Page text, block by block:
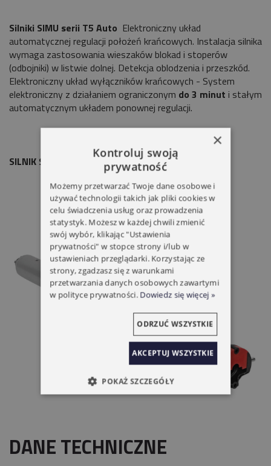
Silniki SIMU serii T5 Auto Elektroniczny układ
automatycznej regulacji położeń krańcowych. Instalacja silnika
wymaga zastosowania wieszaków blokad i stoperów
(odbojniki) w listwie dolnej. Detekcja oblodzenia i przeszkód.
Elektroniczny układ wyłączników krańcowych - System
elektroniczny z działaniem ograniczonym do 3 minut i stałym
automatycznym układem ponownej regulacji.
SILNIK SIMU T5 AUTO 35/17
DANE TECHNICZNE
×
Kontroluj swoją
prywatność
Możemy przetwarzać Twoje dane osobowe i
używać technologii takich jak pliki cookies w
celu świadczenia usług oraz prowadzenia
statystyk. Możesz w każdej chwili zmienić
swój wybór, klikając "Ustawienia
prywatności" w stopce strony i/lub w
ustawieniach przeglądarki. Korzystając ze
strony, zgadzasz się z warunkami
przetwarzania danych osobowych zawartymi
w polityce prywatności. Dowiedz się więcej »
AKCEPTUJ WSZYSTKIE
ODRZUĆ WSZYSTKIE
POKAŻ SZCZEGÓŁY